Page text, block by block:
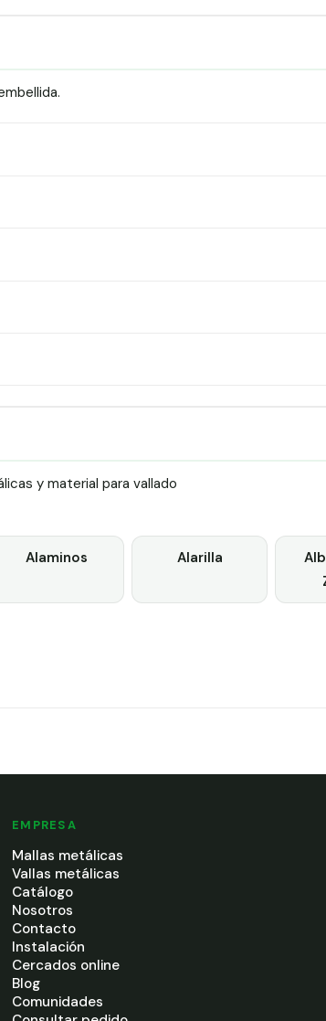
y material para vallado
Alaminos Alarilla
EMPRESA
Mallas metálicas
Vallas metálicas
Catálogo
Nosotros
Contacto
Instalación
Cercados online
Blog
Comunidades